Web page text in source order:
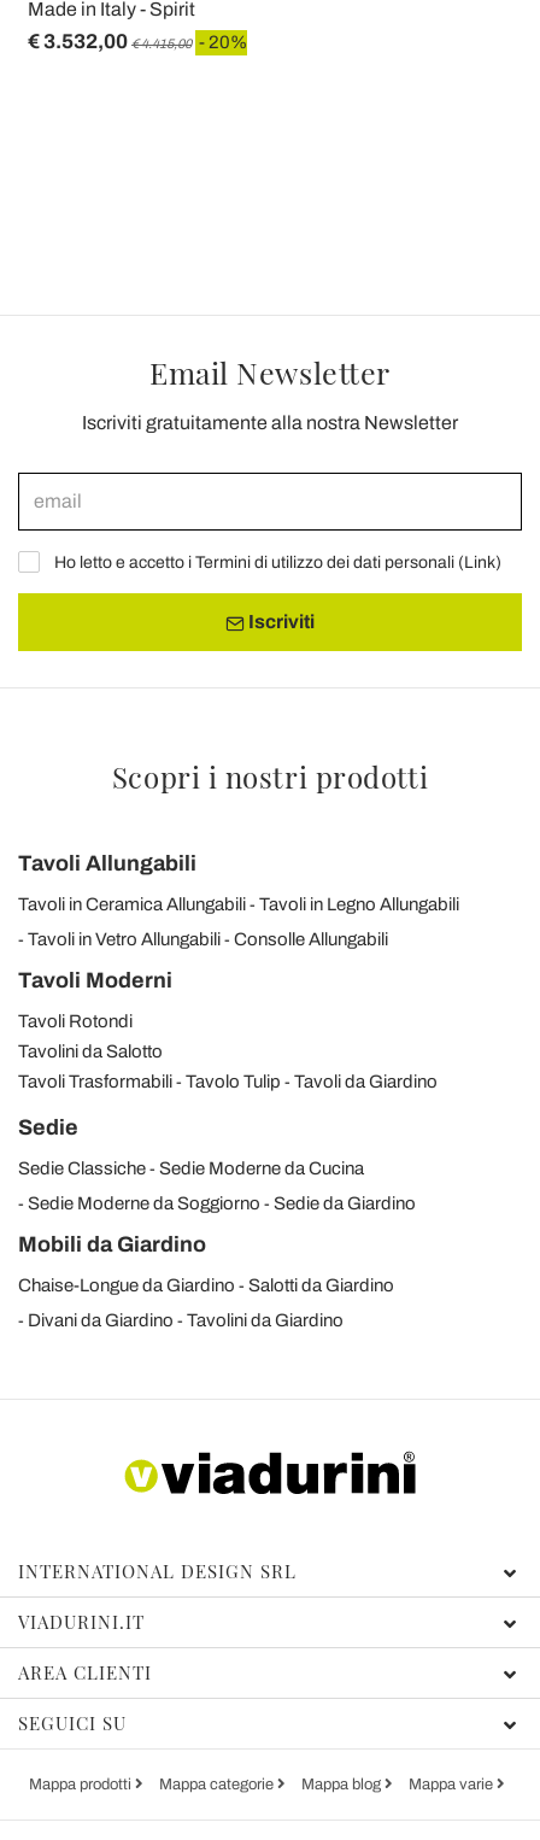
Made in Italy - Spirit
€ 3.532,00 € 4.415,00 - 20%
Email Newsletter
Iscriviti gratuitamente alla nostra Newsletter
Ho letto e accetto i Termini di utilizzo dei dati personali (Link)
Iscriviti
Scopri i nostri prodotti
Tavoli Allungabili
Tavoli in Ceramica Allungabili
Tavoli in Legno Allungabili
Tavoli in Vetro Allungabili
Consolle Allungabili
Tavoli Moderni
Tavoli Rotondi
Tavolini da Salotto
Tavoli Trasformabili
Tavolo Tulip Tavoli da Giardino
Sedie
Sedie Classiche
Sedie Moderne da Cucina
Sedie Moderne da Soggiorno
Sedie da Giardino
Mobili da Giardino
Chaise-Longue da Giardino
Salotti da Giardino
Divani da Giardino
Tavolini da Giardino
INTERNATIONAL DESIGN SRL
VIADURINI.IT
AREA CLIENTI
SEGUICI SU
Mappa prodotti Mappa categorie Mappa blog Mappa varie